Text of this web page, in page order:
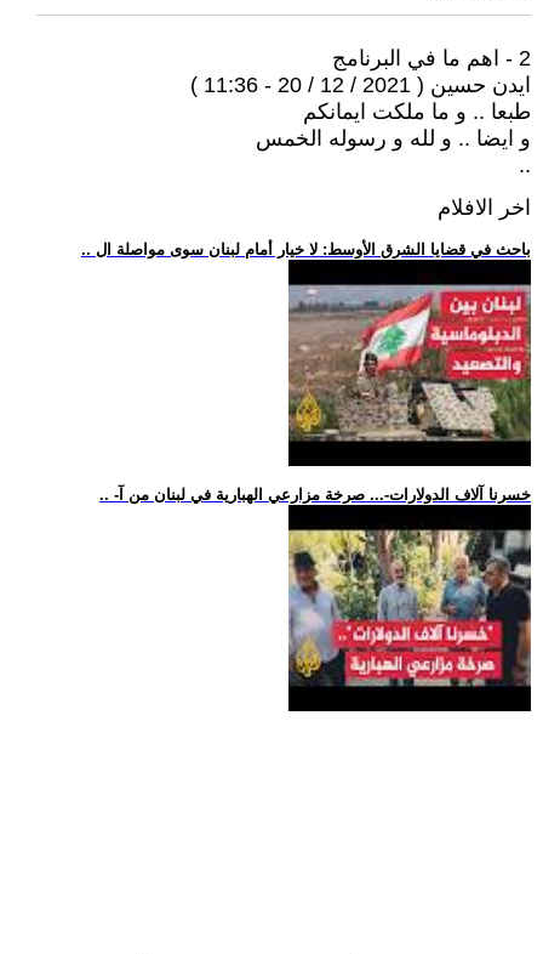
2 - اهم ما في البرنامج
ايدن حسين ( 2021 / 12 / 20 - 11:36 )
طبعا .. و ما ملكت ايمانكم
و ايضا .. و لله و رسوله الخمس
..
اخر الافلام
.. باحث في قضايا الشرق الأوسط: لا خيار أمام لبنان سوى مواصلة ال
.. -خسرنا آلاف الدولارات-... صرخة مزارعي الهبارية في لبنان من آ